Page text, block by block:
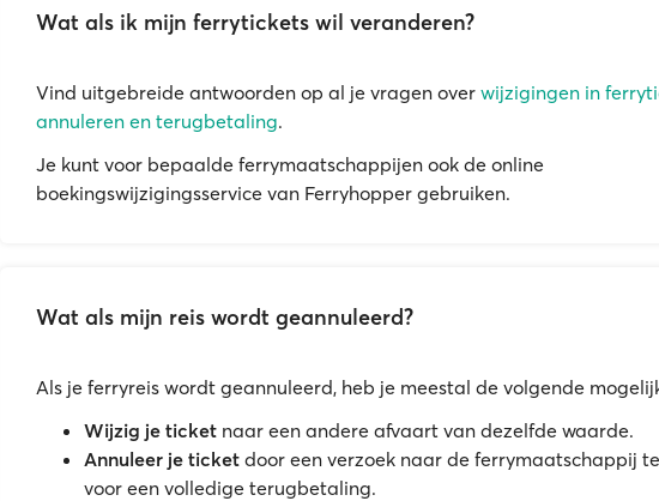
Wat als ik mijn ferrytickets wil veranderen?
Vind uitgebreide antwoorden op al je vragen over wijzigingen in
annuleren en terugbetaling.
Je kunt voor bepaalde ferrymaatschappijen ook de online
boekingswijzigingsservice van Ferryhopper gebruiken.
Wat als mijn reis wordt geannuleerd?
Als je ferryreis wordt geannuleerd, heb je meestal de volgende
Wijzig je ticket naar een andere afvaart van dezelfde waarde.
Annuleer je ticket door een verzoek naar de ferrymaatschappij
voor een volledige terugbetaling.